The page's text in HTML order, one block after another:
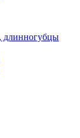
длинногубцы